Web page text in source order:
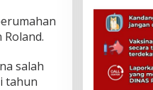
salah
tahun